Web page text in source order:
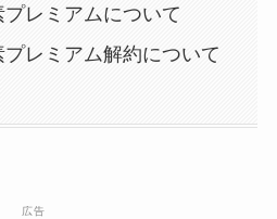
レミアムについて
レミアム解約について
広告